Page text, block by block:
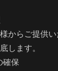
からご提供
します。
確保